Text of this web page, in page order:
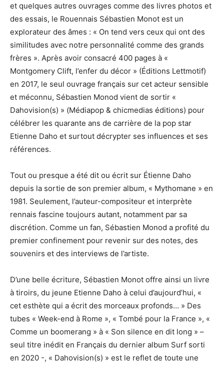
et quelques autres ouvrages comme des livres photos et
des essais, le Rouennais Sébastien Monot est un
explorateur des âmes : « On tend vers ceux qui ont des
similitudes avec notre personnalité comme des grands
frères ». Après avoir consacré 400 pages à «
Montgomery Clift, l’enfer du décor » (Éditions Lettmotif)
en 2017, le seul ouvrage français sur cet acteur sensible
et méconnu, Sébastien Monod vient de sortir «
Dahovision(s) » (Médiapop & chicmedias éditions) pour
célébrer les quarante ans de carrière de la pop star
Etienne Daho et surtout décrypter ses influences et ses
références.
Tout ou presque a été dit ou écrit sur Étienne Daho
depuis la sortie de son premier album, « Mythomane » en
1981. Seulement, l’auteur-compositeur et interprète
rennais fascine toujours autant, notamment par sa
discrétion. Comme un fan, Sébastien Monod a profité du
premier confinement pour revenir sur des notes, des
souvenirs et des interviews de l’artiste.
D’une belle écriture, Sébastien Monot offre ainsi un livre
à tiroirs, du jeune Etienne Daho à celui d’aujourd’hui, «
cet esthète qui a écrit des morceaux profonds… » Des
tubes « Week-end à Rome », « Tombé pour la France », «
Comme un boomerang » à « Son silence en dit long » –
seul titre inédit en Français du dernier album Surf sorti
en 2020 -, « Dahovision(s) » est le reflet de toute une